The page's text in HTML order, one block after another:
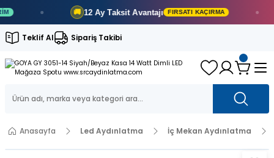
12 Ay Taksit Avantajı FIRSATI KAÇIRMA
Teklif Al Sipariş Takibi
Anasayfa Led Aydınlatma İç Mekan Aydınlatma